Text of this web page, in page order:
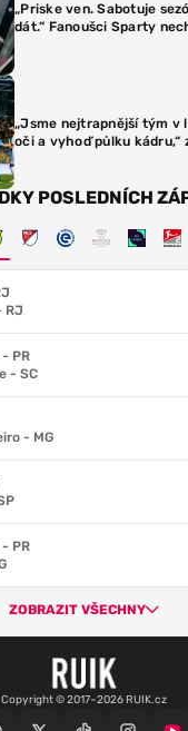
„Priske ven. Sabotuje
dát.“ Fanoušci Sparty
„Jsme nejtrapnější tým v
oči a vyhoď půlku
POSLEDNÍCH
RJ
PR
- SC
- MG
PR
ZOBRAZIT VŠECHNY
Copyright © 2017–2026 RUIK.cz